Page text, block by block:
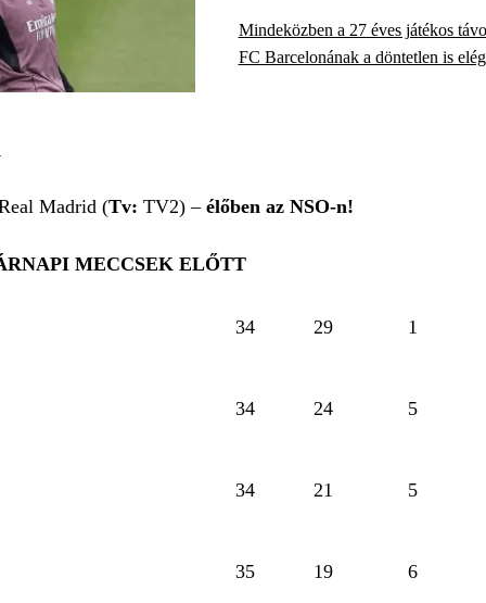
Mindeközben a 27 éves játékos
FC Barcelonának a döntetlen is
Madrid (Tv: TV2) – élőben az NSO-n!
MECCSEK ELŐTT
34 29 1
34 24 5
34 21 5
35 19 6